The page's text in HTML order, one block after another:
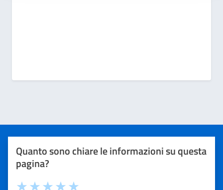
Quanto sono chiare le informazioni su questa
pagina?